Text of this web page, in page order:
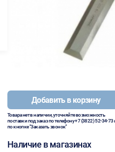
Добавить в корзину
Товара нет в наличии, уточняйте возможность
поставки под заказ по телефону+7 (3822) 52-34-73
по кнопке "Заказать звонок"
Наличие в магазинах